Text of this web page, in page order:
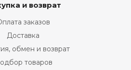
и возврат
заказов
Доставка
обмен и возврат
товаров